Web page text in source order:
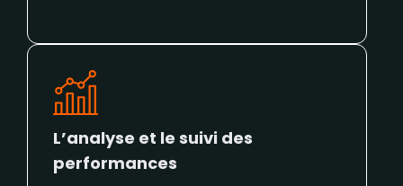
L’analyse et le suivi des
performances